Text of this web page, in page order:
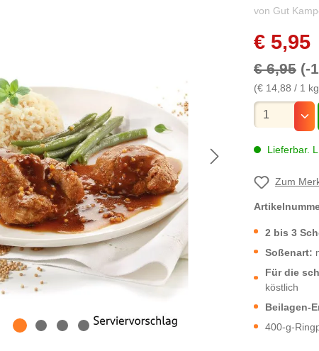
von Gut
€ 5,95
€ 6,95 (-
(€ 14,88 / 1
Lieferbar.
Zum
2 bis 3
Soßenart:
Für die
köstlich
Beilagen-
400-g-